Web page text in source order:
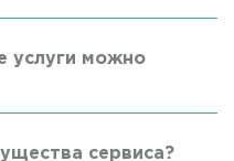
услуги можно
сервиса?